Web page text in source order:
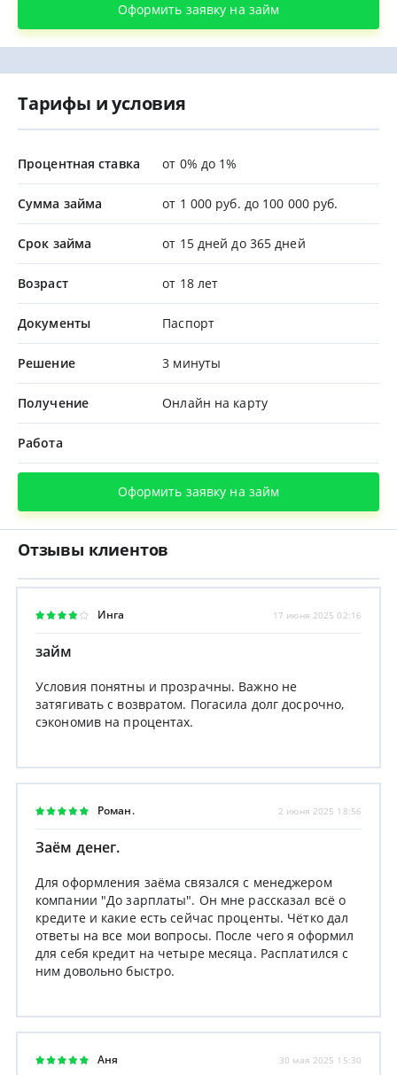
Оформить заявку на займ
Тарифы и условия
Процентная ставка от 0% до 1%
Сумма займа от 1 000 руб. до 100 000 руб.
Срок займа от 15 дней до 365 дней
Возраст от 18 лет
Документы Паспорт
Решение 3 минуты
Получение Онлайн на карту
Работа
Оформить заявку на займ
Отзывы клиентов
Инга 17 июня 2025 02:16
займ
Условия понятны и прозрачны. Важно не
затягивать с возвратом. Погасила долг досрочно,
сэкономив на процентах.
Роман. 2 июня 2025 18:56
Заём денег.
Для оформления заёма связался с менеджером
компании "До зарплаты". Он мне рассказал всё о
кредите и какие есть сейчас проценты. Чётко дал
ответы на все мои вопросы. После чего я оформил
для себя кредит на четыре месяца. Расплатился с
ним довольно быстро.
Аня 30 мая 2025 15:30